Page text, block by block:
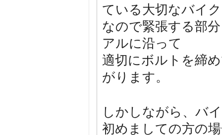
ている大切なバイク
なので緊張する部
アルに沿って
適切にボルトを締
がります。
しかしながら、バ
初めましての方の